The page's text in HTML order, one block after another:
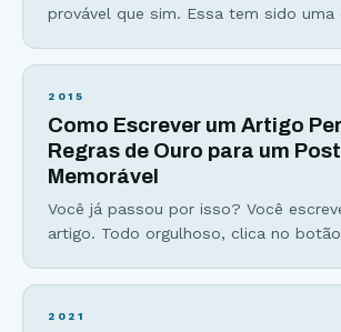
provável que sim. Essa tem sido uma
com as mesmas 24h de sempre
durante o dia nos deixa ainda mais
especial mentalmente. Esse é
2015
Como Escrever um Artigo
Regras de Ouro para um Post
Memorável
Você já passou por isso? Você
artigo. Todo orgulhoso, clica no botão
não sai da sua cabeça. Zero. Zero
2021